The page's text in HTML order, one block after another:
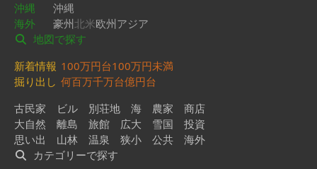
沖縄
沖縄
海外
豪州北米欧州アジア
地図で探す
新着情報 100万円台100万円未満
掘り出し 何百万千万台億円台
古民家
ビル 別荘地 海 農家
商店
大自然
離島 旅館 広大 雪国
投資
思い出
山林 温泉 狭小 公共
海外
カテゴリーで探す